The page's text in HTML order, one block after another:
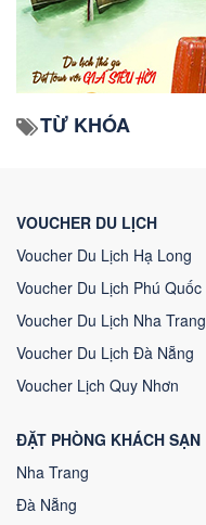
TỪ KHÓA
VOUCHER DU LỊCH
Voucher Du Lịch Hạ Long
Voucher Du Lịch Phú Quốc
Voucher Du Lịch Nha Trang
Voucher Du Lịch Đà Nẵng
Voucher Lịch Quy Nhơn
ĐẶT PHÒNG KHÁCH SẠN
Nha Trang
Đà Nẵng